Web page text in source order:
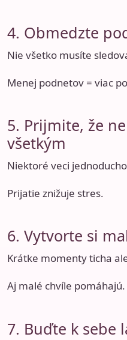
4. Obmedzte
Nie všetko musíte
Menej podnetov = viac
5. Prijmite, že
všetkým
Niektoré veci
Prijatie znižuje stres.
6. Vytvorte si
Krátke momenty ticha
Aj malé chvíle pomáhajú.
7. Buďte k sebe